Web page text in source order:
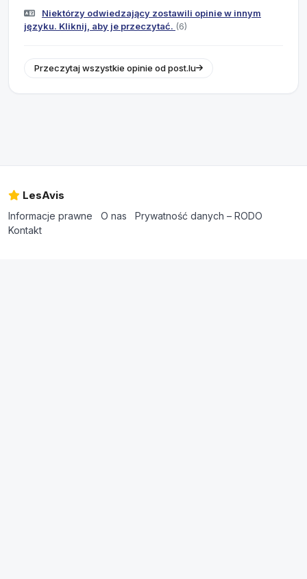
Niektórzy odwiedzający zostawili opinie w innym
języku. Kliknij, aby je przeczytać. (6)
Przeczytaj wszystkie opinie od post.lu
LesAvis
Informacje prawne O nas
Prywatność danych – RODO
Kontakt